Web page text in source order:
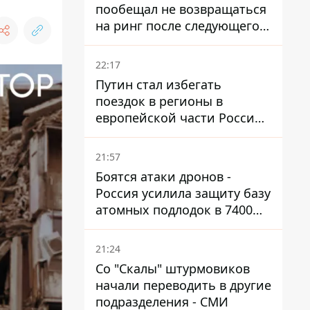
пообещал не возвращаться
на ринг после следующего
боя
22:17
Путин стал избегать
поездок в регионы в
европейской части России,
куда регулярно долетают
дроны
21:57
Боятся атаки дронов -
Россия усилила защиту базу
атомных подлодок в 7400
км от Украины
21:24
Со "Скалы" штурмовиков
начали переводить в другие
подразделения - СМИ